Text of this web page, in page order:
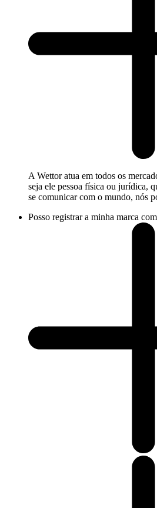
A Wettor atua em todos os
seja ele pessoa física ou jurídica,
se comunicar com o mundo, nós
Posso registrar a minha marca